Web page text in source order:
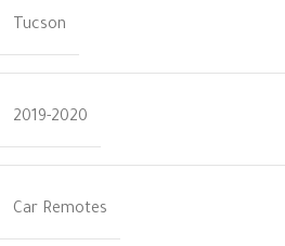
Tucson
2019-2020
Car Remotes